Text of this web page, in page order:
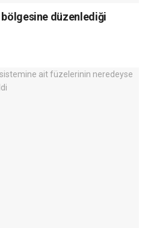
bölgesine düzenlediği